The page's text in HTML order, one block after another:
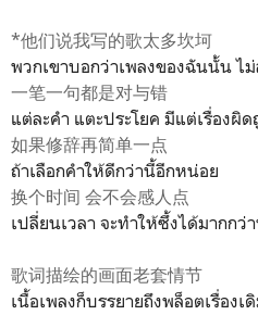
*他们说我写的歌太多坎坷
พวกเขาบอกว่าเพลงของฉันนั้น ไม่
一笔一句都是对与错
แต่ละคำ แตะประโยค มีแต่เรื่องผิด
如果修辞再简单一点
ถ้าเลือกคำให้ดีกว่านี้อีกหน่อย
换个时间 会不会感人点
เปลี่ยนเวลา จะทำให้ซึ้งได้มากกว่
歌词描绘的画面老套情节
เนื้อเพลงก็บรรยายถึงพล็อตเรื่องเ